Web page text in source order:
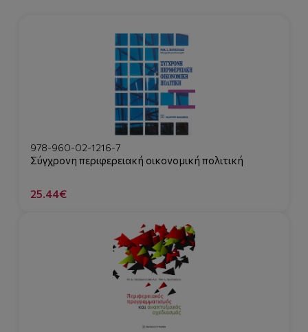
978-960-02-1216-7
Σύγχρονη περιφερειακή οικονομική πολιτική
25.44€